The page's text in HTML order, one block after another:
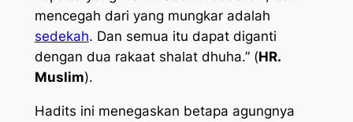
mencegah dari yang mungkar adalah
sedekah. Dan semua itu dapat diganti
dengan dua rakaat shalat dhuha.” (HR.
Muslim).
Hadits ini menegaskan betapa agungnya